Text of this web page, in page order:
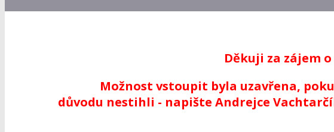
Děkuji za zájem
Možnost vstoupit byla uzavřena,
důvodu nestihli - napište Andrejce